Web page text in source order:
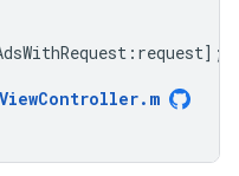
: request];
ViewController. m